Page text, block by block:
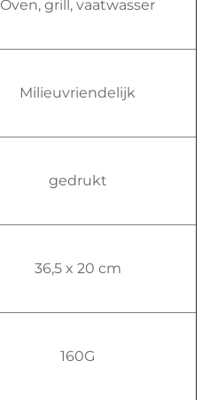
Oven, grill, vaatwasser
Milieuvriendelijk
gedrukt
36,5 x 20 cm
160G